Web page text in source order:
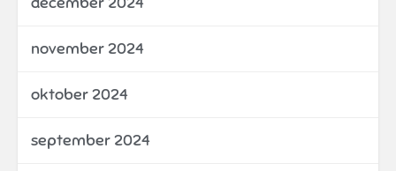
november 2024
oktober 2024
september 2024